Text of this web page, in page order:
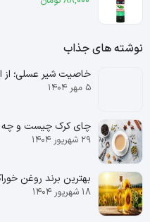
نوشته های جذاب
خاصیت شیر عسلی؛ از
۵ مهر ۱۴۰۴
چای کرک چیست و چه
۲۹ شهریور ۱۴۰۴
بهترین برند روغن
۱۸ شهریور ۱۴۰۴